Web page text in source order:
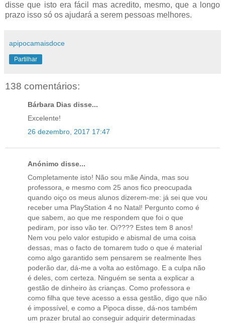
disse que isto era fácil mas acredito, mesmo, que a longo
prazo isso só os ajudará a serem pessoas melhores.
apipocamaisdoce
Partilhar
138 comentários:
Bárbara Dias disse...
Excelente!
26 dezembro, 2017 17:47
Anónimo disse...
Completamente isto! Não sou mãe Ainda, mas sou
professora, e mesmo com 25 anos fico preocupada
quando oiço os meus alunos dizerem-me: já sei que vou
receber uma PlayStation 4 no Natal! Pergunto como é
que sabem, ao que me respondem que foi o que
pediram, por isso vão ter. Oi???? Estes tem 8 anos!
Nem vou pelo valor estupido e abismal de uma coisa
dessas, mas o facto de tomarem tudo o que é material
como algo garantido sem pensarem se realmente lhes
poderão dar, dá-me a volta ao estômago. E a culpa não
é deles, com certeza. Ninguém se senta a explicar a
gestão de dinheiro às crianças. Como professora e
como filha que teve acesso a essa gestão, digo que não
é impossível, e como a Pipoca disse, dá-nos também
um prazer brutal ao conseguir adquirir determinadas